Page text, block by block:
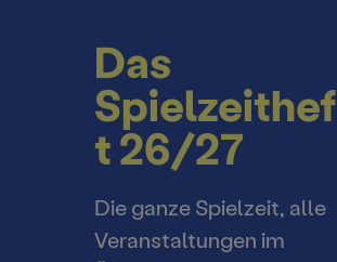
Das
Spielzeithef
t 26/27
Die ganze Spielzeit, alle
Veranstaltungen im